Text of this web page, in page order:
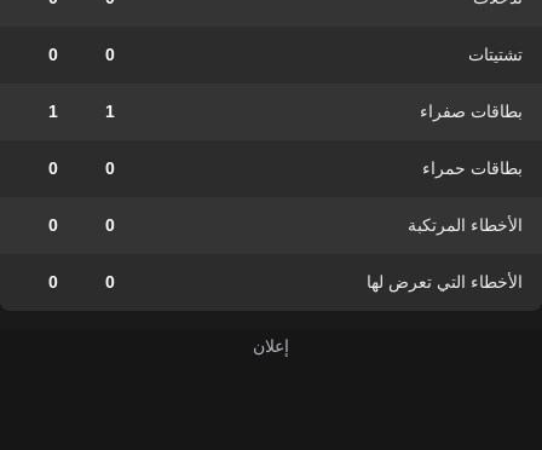
تشتيتات 0
0
بطاقات صفراء 1
1
بطاقات حمراء 0
0
الأخطاء المرتكبة 0
0
الأخطاء التي تعرض لها 0
0